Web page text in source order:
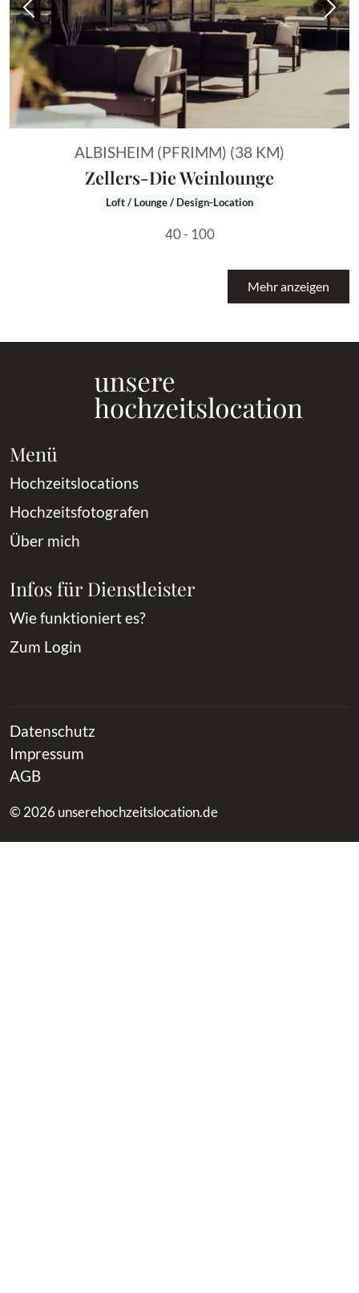
Vorheriges Bild
ALBISHEIM (PFRIMM) (38 KM)
Zellers-Die Weinlounge
Loft / Lounge / Design-Location
40 - 100
Mehr anzeigen
Menü
Hochzeitslocations
Hochzeitsfotografen
Über mich
Infos für Dienstleister
Wie funktioniert es?
Zum Login
Datenschutz
Impressum
AGB
© 2026 unserehochzeitslocation.de